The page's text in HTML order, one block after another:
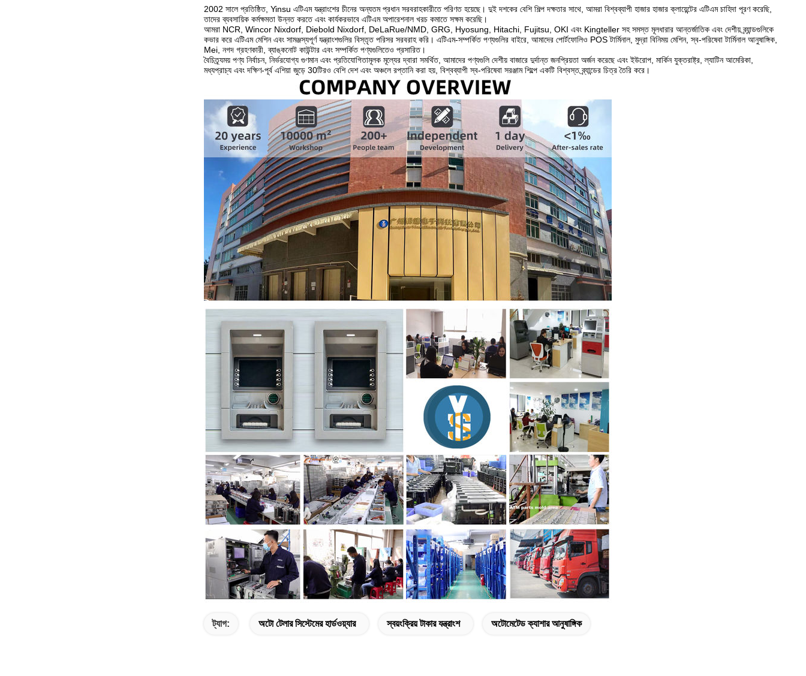
2002 সালে প্রতিষ্ঠিত, Yinsu এটিএম যন্ত্রাংশের চীনের অন্যতম প্রধান সরবরাহকারীতে পরিণত হয়েছে। দুই দশকের বেশি শিল্প দক্ষতার সাথে, আমরা বিশ্বব্যাপী হাজার হাজার ক্লায়েন্টের এটিএম চাহিদা পূরণ করেছি,
তাদের ব্যবসায়িক কর্মক্ষমতা উন্নত করতে এবং কার্যকরভাবে এটিএম অপারেশনাল খরচ কমাতে সক্ষম করেছি।
আমরা NCR, Wincor Nixdorf, Diebold Nixdorf, DeLaRue/NMD, GRG, Hyosung, Hitachi, Fujitsu, OKI এবং Kingteller সহ সমস্ত মূলধারার আন্তর্জাতিক এবং দেশীয় ব্র্যান্ডগুলিকে
কভার করে এটিএম মেশিন এবং সামঞ্জস্যপূর্ণ যন্ত্রাংশগুলির বিস্তৃত পরিসর সরবরাহ করি। এটিএম-সম্পর্কিত পণ্যগুলির বাইরে, আমাদের পোর্টফোলিও POS টার্মিনাল, মুদ্রা বিনিময় মেশিন, স্ব-পরিষেবা টার্মিনাল আনুষাঙ্গিক,
Mei, নগদ গ্রহণকারী, ব্যাঙ্কনোট কাউন্টার এবং সম্পর্কিত পণ্যগুলিতেও প্রসারিত।
বৈচিত্র্যময় পণ্য নির্বাচন, নির্ভরযোগ্য গুণমান এবং প্রতিযোগিতামূলক মূল্যের দ্বারা সমর্থিত, আমাদের পণ্যগুলি দেশীয় বাজারে দুর্দান্ত জনপ্রিয়তা অর্জন করেছে এবং ইউরোপ, মার্কিন যুক্তরাষ্ট্র, ল্যাটিন আমেরিকা,
মধ্যপ্রাচ্য এবং দক্ষিণ-পূর্ব এশিয়া জুড়ে 30টিরও বেশি দেশ এবং অঞ্চলে রপ্তানি করা হয়, বিশ্বব্যাপী স্ব-পরিষেবা সরঞ্জাম শিল্পে একটি বিশ্বস্ত ব্র্যান্ডের চিত্র তৈরি করে।
ট্যাগ: অটো টেলার সিস্টেমের হার্ডওয়্যার স্বয়ংক্রিয় টাকার যন্ত্রাংশ অটোমেটেড ক্যাশার আনুষাঙ্গিক